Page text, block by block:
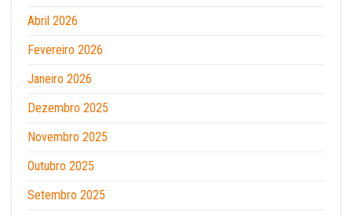
Abril 2026
Fevereiro 2026
Janeiro 2026
Dezembro 2025
Novembro 2025
Outubro 2025
Setembro 2025